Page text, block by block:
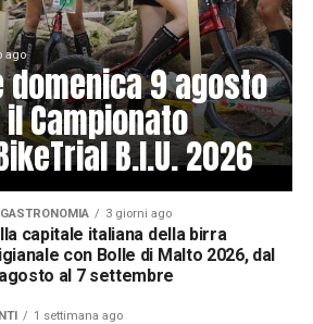
ago
domenica 9 agosto
Campionato
B.I.U. 2026
3 giorni ago
capitale italiana della birra
con Bolle di Malto 2026, dal
al 7 settembre
1 settimana ago